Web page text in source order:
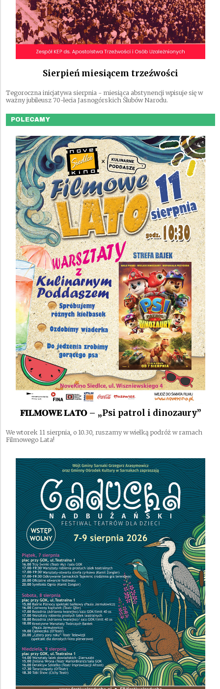
Sierpień miesiącem trzeźwości
Tegoroczna inicjatywa sierpnia - miesiąca abstynencji wpisuje się w
ważny jubileusz 70-lecia Jasnogórskich Ślubów Narodu.
POLECAMY
𝐅𝐈𝐋𝐌𝐎𝐖𝐄 𝐋𝐀𝐓𝐎 – „Psi patrol i dinozaury”
We wtorek 11 sierpnia, o 10.30, ruszamy w wielką podróż w ramach
Filmowego Lata!